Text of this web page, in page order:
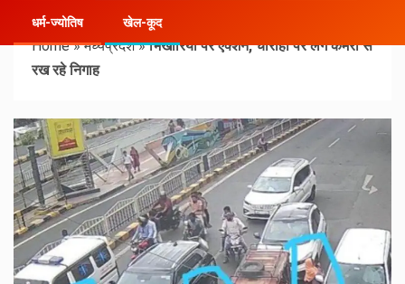
धर्म-ज्योतिष खेल-कूद
Home»मध्यप्रदेश»भिखारियों पर एक्शन, चौराहों पर लगे कैमरों से
रख रहे निगाह